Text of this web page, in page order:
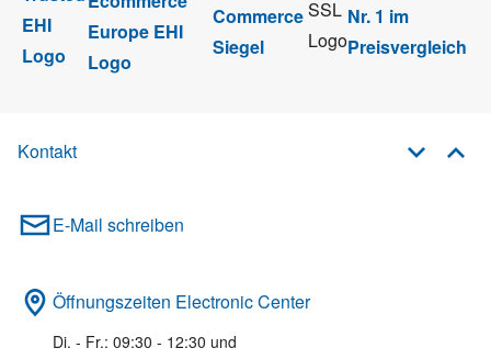
Kontakt
E-Mail schreiben
Öffnungszeiten Electronic Center
Di. - Fr.: 09:30 - 12:30 und